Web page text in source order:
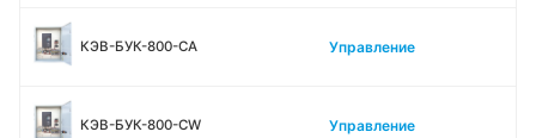
КЭВ-БУК-800-CA Управление
КЭВ-БУК-800-CW Управление